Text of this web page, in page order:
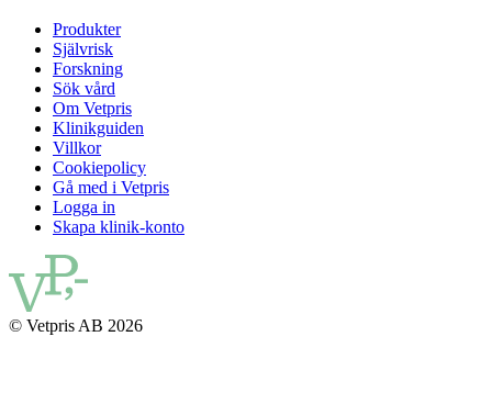
Produkter
Självrisk
Forskning
Sök vård
Om Vetpris
Klinikguiden
Villkor
Cookiepolicy
Gå med i Vetpris
Logga in
Skapa klinik-konto
© Vetpris AB 2026